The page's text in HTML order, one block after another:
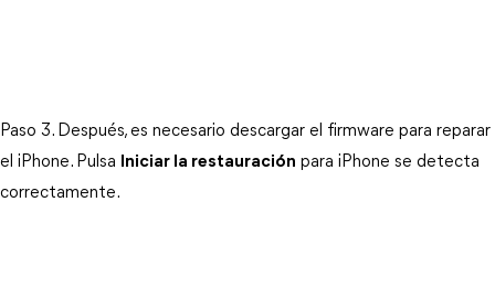
Paso 3. Después, es necesario descargar el firmware para reparar
el iPhone. Pulsa
Iniciar la restauración para iPhone se detecta
correctamente.